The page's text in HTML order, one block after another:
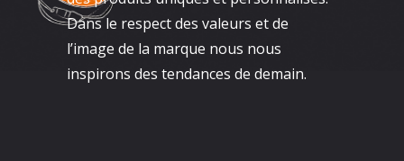
Dans le respect des valeurs et de
l’image de la marque nous nous
inspirons des tendances de demain.